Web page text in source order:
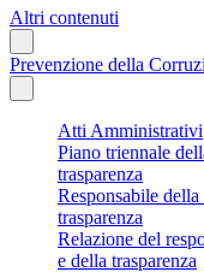
Altri contenuti
Prevenzione della
Atti Amministrativi
Piano triennale
trasparenza
Responsabile
trasparenza
Relazione del
e della trasparenza